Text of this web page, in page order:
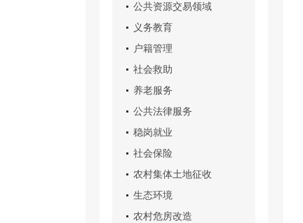
公共资源交易领域
义务教育
户籍管理
社会救助
养老服务
公共法律服务
稳岗就业
社会保险
农村集体土地征收
生态环境
农村危房改造